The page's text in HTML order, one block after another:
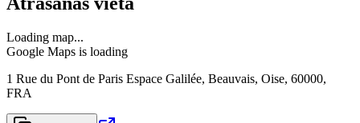
Loading map...
Google Maps is loading
1 Rue du Pont de Paris Espace Galilée, Beauvais, Oise, 60000,
FRA